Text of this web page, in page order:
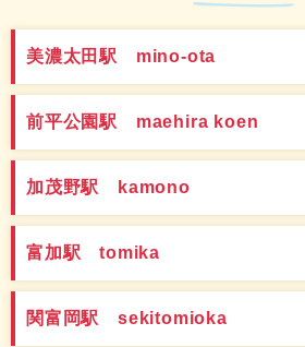
美濃太田駅 mino-ota
前平公園駅 maehira koen
加茂野駅 kamono
富加駅 tomika
関富岡駅 sekitomioka